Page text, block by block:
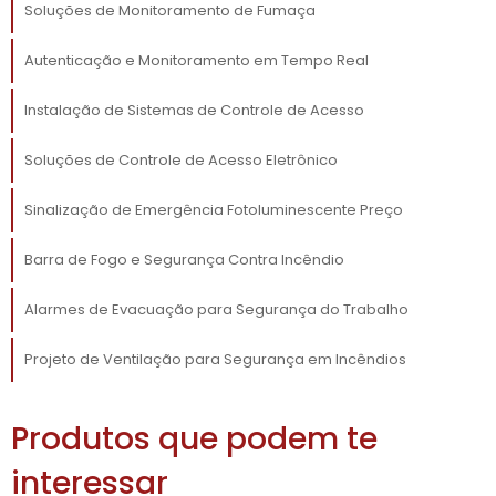
câmeras de segurança conectadas a
proporcionam uma visualização completa,
apenas dissuade potenciais infratores, mas
incidentes.
Além disso, o monitoramento de acesso
das equipes de trabalho. Com sistemas que
registram horários de entrada e saída de
facilitando a elaboração de escalas e a
contabilização de horas trabalhadas. Outras
funções, como controle de visitantes,
Soluções de Monitoramento de Fumaça
Autenticação e Monitoramento em Tempo Real
Instalação de Sistemas de Controle de Acesso
Soluções de Controle de Acesso Eletrônico
Sinalização de Emergência Fotoluminescente Preço
Barra de Fogo e Segurança Contra Incêndio
Alarmes de Evacuação para Segurança do Trabalho
Projeto de Ventilação para Segurança em Incêndios
Produtos que podem te
interessar